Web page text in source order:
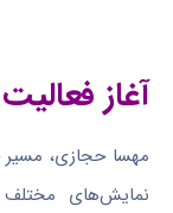
آغاز
مهسا حجازی، مسیر
نمایش‌های مختلف